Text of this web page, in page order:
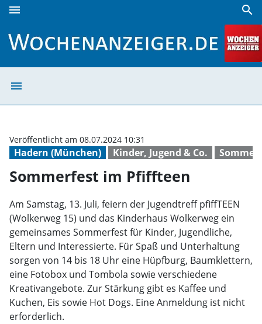
menu search
menu
Hadern (München) Kinder, Jugend & Co.
Veröffentlicht am 08.07.2024 10:31
Sommerfest im Pfiffteen
Am Samstag, 13. Juli, feiern der Jugendtreff pfiffTEEN
(Wolkerweg 15) und das Kinderhaus Wolkerweg ein
gemeinsames Sommerfest für Kinder, Jugendliche,
Eltern und Interessierte. Für Spaß und Unterhaltung
sorgen von 14 bis 18 Uhr eine Hüpfburg, Baumklettern,
eine Fotobox und Tombola sowie verschiedene
Kreativangebote. Zur Stärkung gibt es Kaffee und
Kuchen, Eis sowie Hot Dogs. Eine Anmeldung ist nicht
erforderlich.